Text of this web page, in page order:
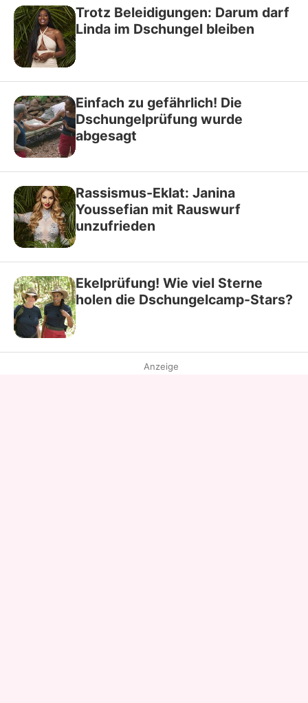
Trotz Beleidigungen: Darum darf
Linda im Dschungel bleiben
Einfach zu gefährlich! Die
Dschungelprüfung wurde
abgesagt
Rassismus-Eklat: Janina
Youssefian mit Rauswurf
unzufrieden
Ekelprüfung! Wie viel Sterne
holen die Dschungelcamp-Stars?
Anzeige